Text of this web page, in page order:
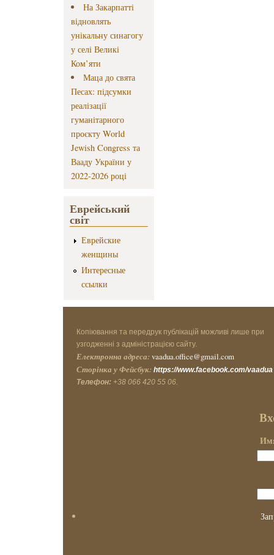
На Закарпатті
відновлять
унікальну синагогу
у селі Великі
Ком’яти
Маца до свята
Песах: підсумки
реалізації
гуманітарного
проєкту World
Jewish Congress та
Вааду України у
2022-2026 році
Еврейський
світ
Еврейские
женщины
Интересные
ссылки
Копіювання та передрук публікацій можливі лише при
узгодженні з адміністрацією сайту.
Електронна адреса: vaadua.office@gmail.com
Сторінка у Фейсбук: https://www.facebook.com/vaadua
Телефон: +38 066 420 55 06.